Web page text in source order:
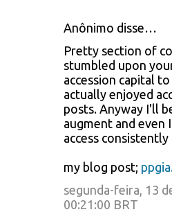
Anônimo disse…
Pretty section of
stumbled upon
accession capital
actually enjoyed
posts. Anyway I'll
augment and even
access consistently
my blog post;
segunda-feira, 13
00:21:00 BRT